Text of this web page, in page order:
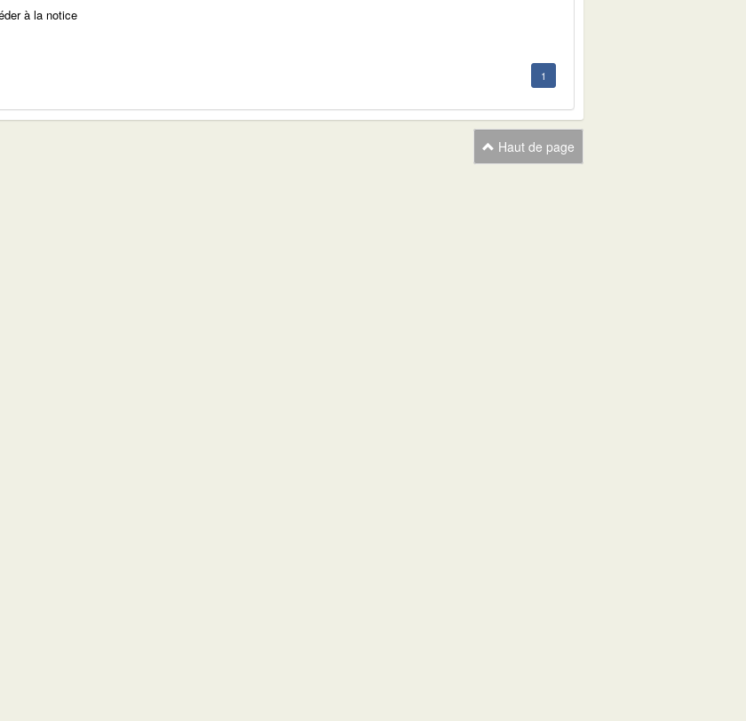
à la notice
1
Haut de page